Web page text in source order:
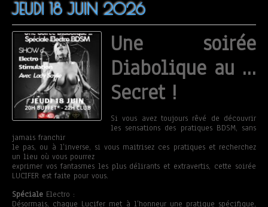
JEUDI 18 JUIN 2026
Une soirée
Diabolique au …
Secret !
Si vous avez toujours rêvé de découvrir
les sensations des pratiques BDSM, sans
jamais franchir
le pas, ou à l’inverse, si vous maitrisez ces pratiques et recherchez
un lieu où vous pourrez
exprimer vos fantasmes les plus délirants et extravertis, cette soirée
LUCIFER est faite pour vous.
Spéciale Electro :
Désormais, chaque Lucifer met à l’honneur une pratique spécifique,